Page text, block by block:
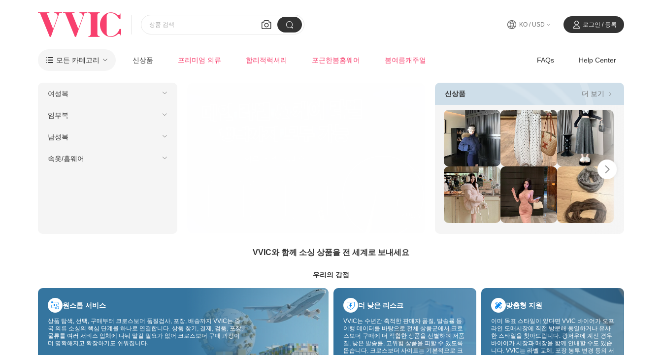
 
상품 검색 KO / USD 로그인 / 등록
 모든 카테고리 신상품 프리미엄 의류 합리적럭셔리 포근한봄홈웨어 봄여름캐주얼 FAQs Help Center
여성복
임부복
남성복
속옷/홈웨어
신상품 더 보기 
VVIC와 함께 소싱 상품을 전 세계로 보내세요
우리의 강점
원스톱 서비스
상품 탐색, 선택, 구매부터 크로스보더 품질검사, 포장, 배송까지 VVIC는 중
국 의류 소싱의 핵심 단계를 하나로 연결합니다. 상품 찾기, 결제, 검품, 포장,
물류를 여러 서비스 업체에 나눠 맡길 필요가 없어 크로스보더 구매 과정이
더 명확해지고 확장하기도 쉬워집니다.
더 낮은 리스크
VVIC는 수년간 축적한 판매자 품질, 발송률 등
이행 데이터를 바탕으로 전체 상품군에서 크로
스보더 구매에 더 적합한 상품을 선별하여 저품
질, 낮은 발송률, 고위험 상품을 피할 수 있도록
돕습니다. 크로스보더 사이트는 기본적으로 크
맞춤형 지원
이미 목표 스타일이 있다면 VVIC 바이어가 오프
라인 도매시장에 직접 방문해 동일하거나 유사
한 스타일을 찾아드립니다. 광저우에 계신 경우
바이어가 시장과 매장을 함께 안내할 수도 있습
니다. VVIC는 라벨 교체, 포장 봉투 변경 등의 서